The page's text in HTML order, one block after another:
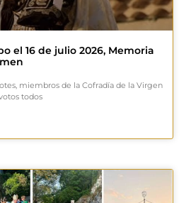
el 16 de julio 2026, Memoria
miembros de la Cofradía de la Virgen
todos